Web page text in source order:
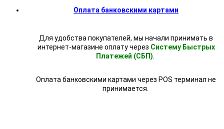
Оплата банковскими картами
Для удобства покупателей, мы начали принимать в
интернет-магазине оплату через Систему Быстрых
Платежей (СБП)
Оплата банковскими картами через POS терминал не
принимается.